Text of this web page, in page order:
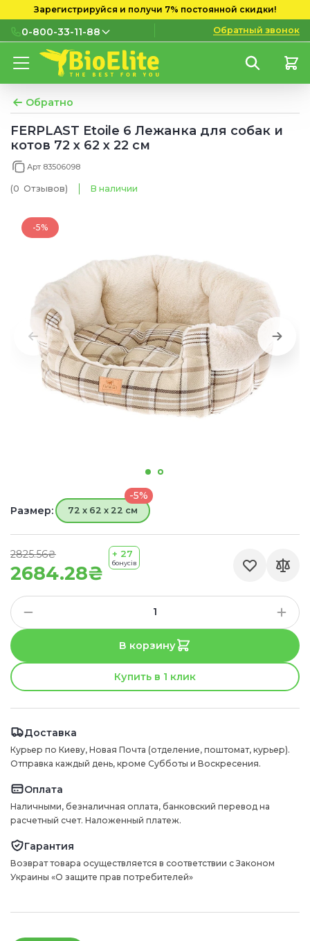
Зарегистрируйся и получи 7% постоянной скидки!
0-800-33-11-88
0-800-33-11-88
мобильных номеров
(097) 133 11 88
(095) 133 11 88
Обратный звонок
Обратно
FERPLAST Etoile 6 Лежанка для собак и
котов 72 x 62 x 22 см
Арт 83506098
(0 Отзывов) В наличии
-5%
2684.28₴
2825.56₴ + 27
бонусів
Размер:
-5%
72 x 62 x 22 см
В корзину
Купить в 1 клик
Доставка
Курьер по Киеву, Новая Почта (отделение, поштомат, курьер).
Отправка каждый день, кроме Субботы и Воскресения.
Оплата
Наличными, безналичная оплата, банковский перевод на
расчетный счет. Наложенный платеж.
Гарантия
Возврат товара осуществляется в соответствии с Законом
Украины «О защите прав потребителей»